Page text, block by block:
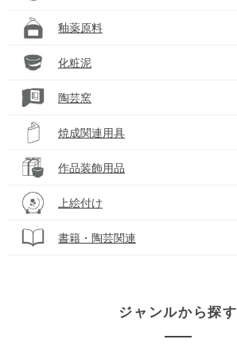
釉薬原料
化粧泥
陶芸窯
焼成関連用具
作品装飾用品
上絵付け
書籍・陶芸関連
ジャンルから探す